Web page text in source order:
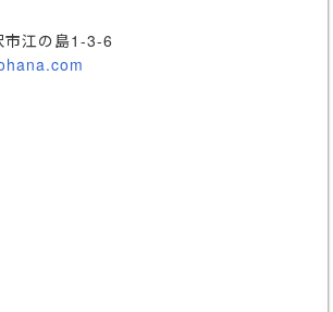
市江の島1-3-6